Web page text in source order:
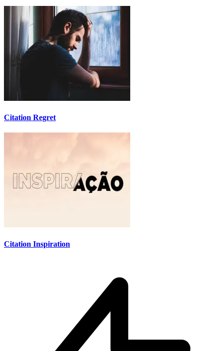
Citation Regret
Citation Inspiration